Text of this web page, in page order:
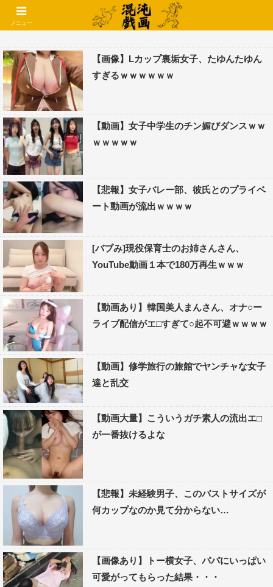
コメントでコテハン使えるようになりました🌱
【画像】Lカップ裏垢女子、たゆんたゆん
すぎるｗｗｗｗｗｗ
【動画】女子中学生のチン媚びダンスｗｗ
ｗｗｗｗｗ
【悲報】女子バレー部、彼氏とのプライベ
ート動画が流出ｗｗｗｗ
[バブみ]現役保育士のお姉さんさん、
YouTube動画１本で180万再生ｗｗｗ
【動画あり】韓国美人まんさん、オナ○ー
ライブ配信がエ□すぎて○起不可避ｗｗｗｗ
【動画】修学旅行の旅館でヤンチャな女子
達と乱交
【動画大量】こういうガチ素人の流出エ□
が一番抜けるよな
【悲報】未経験男子、このバストサイズが
何カップなのか見て分からない…
【画像あり】トー横女子、パパにいっぱい
可愛がってもらった結果・・・
メニュー